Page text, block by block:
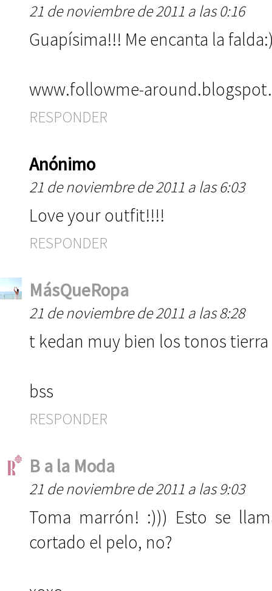
21 de noviembre de 2011 a las 0:16
Guapísima!!! Me encanta la
www.followme-
RESPONDER
Anónimo
21 de noviembre de 2011 a las 6:03
Love your outfit!!!!
RESPONDER
MásQueRopa
21 de noviembre de 2011 a las 8:28
t kedan muy bien los tonos tierra
bss
RESPONDER
B a la Moda
21 de noviembre de 2011 a las 9:03
Toma marrón! :))) Esto se
cortado el pelo, no?